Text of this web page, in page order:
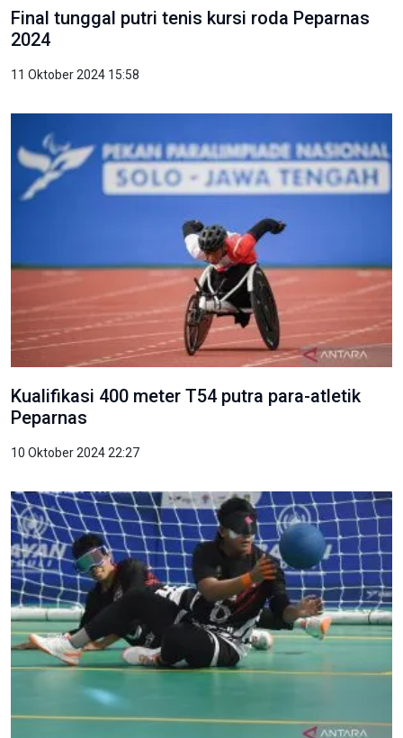
Final tunggal putri tenis kursi roda Peparnas
2024
11 Oktober 2024 15:58
Kualifikasi 400 meter T54 putra para-atletik
Peparnas
10 Oktober 2024 22:27